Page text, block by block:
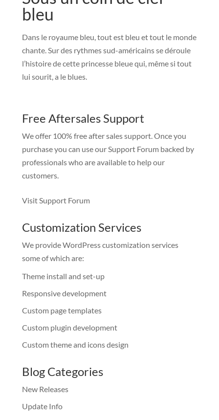
bleu
Dans le royaume bleu, tout est bleu et tout le monde
chante. Sur des rythmes sud-américains se déroule
l’histoire de cette princesse bleue qui, même si tout
lui sourit, a le blues.
Free Aftersales Support
We offer 100% free after sales support. Once you
purchase you can use ourSupport Forumbacked by
professionals who are available to help our
customers.
Visit Support Forum
Customization Services
We provide WordPress customization services
some of which are:
Theme install and set-up
Responsive development
Custom page templates
Custom plugin development
Custom theme and icons design
Blog Categories
New Releases
Update Info